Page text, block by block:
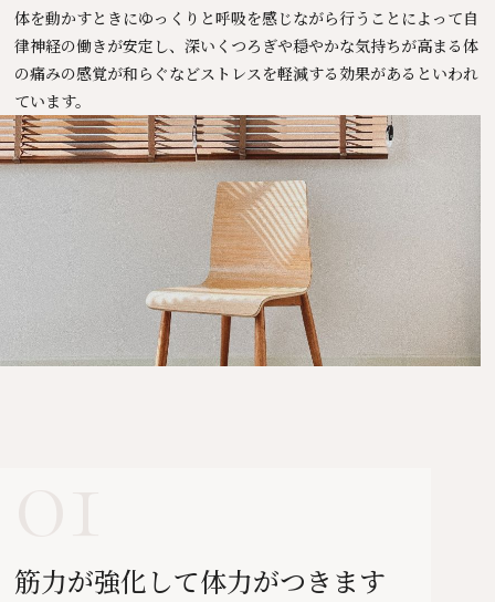
体を動かすときにゆっくりと呼吸を感じながら行うことによって自
律神経の働きが安定し、深いくつろぎや穏やかな気持ちが高まる体
の痛みの感覚が和らぐなどストレスを軽減する効果があるといわれ
ています。
筋力が強化して体力がつきます